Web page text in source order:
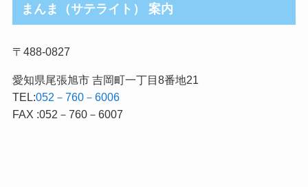
まんま（サテライト） 案内
〒488-0827
愛知県尾張旭市 吉岡町一丁目8番地21
TEL:052－760－6006
FAX :052－760－6007